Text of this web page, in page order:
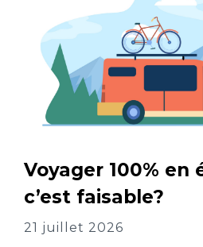
Voyager 100% en
c’est faisable?
21 juillet 2026